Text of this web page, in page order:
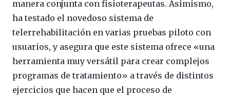
manera conjunta con fisioterapeutas. Asimismo,
ha testado el novedoso sistema de
telerrehabilitación en varias pruebas piloto con
usuarios, y asegura que este sistema ofrece «una
herramienta muy versátil para crear complejos
programas de tratamiento» a través de distintos
ejercicios que hacen que el proceso de